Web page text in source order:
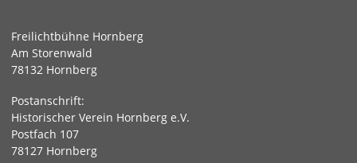
Freilichtbühne Hornberg
Am Storenwald
78132 Hornberg
Postanschrift:
Historischer Verein Hornberg e.V.
Postfach 107
78127 Hornberg